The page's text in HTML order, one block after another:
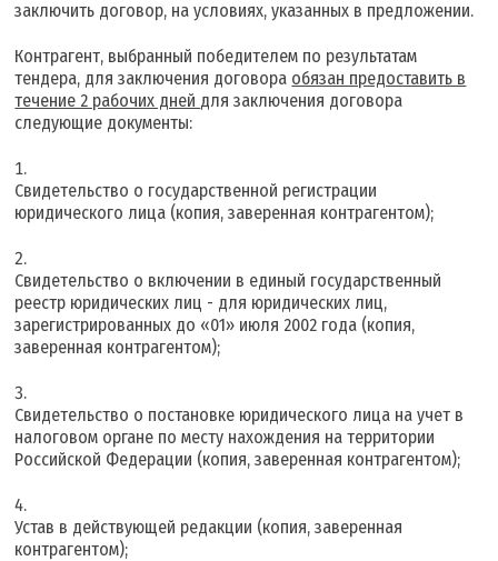
заключить договор, на условиях, указанных в предложении.
Контрагент, выбранный победителем по результатам
тендера, для заключения договора обязан предоставить в
течение 2 рабочих дней для заключения договора
следующие документы:
Свидетельство о государственной регистрации
юридического лица (копия, заверенная контрагентом);
Свидетельство о включении в единый государственный
реестр юридических лиц - для юридических лиц,
зарегистрированных до «01» июля 2002 года (копия,
заверенная контрагентом);
Свидетельство о постановке юридического лица на учет в
налоговом органе по месту нахождения на территории
Российской Федерации (копия, заверенная контрагентом);
Устав в действующей редакции (копия, заверенная
контрагентом);